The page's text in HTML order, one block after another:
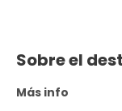
Sobre el
Más info